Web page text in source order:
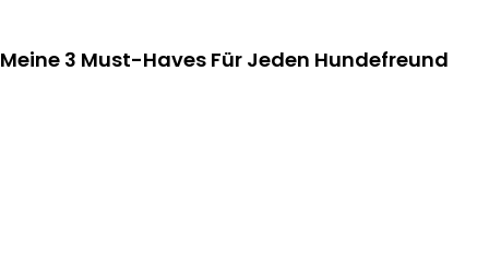
Meine 3 Must-Haves Für Jeden Hundefreund​